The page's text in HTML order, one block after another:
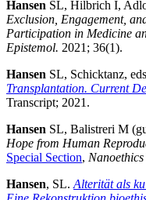
Hansen SL, Hilbrich I,
Exclusion, Engagement,
Participation in Medicine
Epistemol. 2021; 36(1).
Hansen SL, Schicktanz,
Transplantation. Current
Transcript; 2021.
Hansen SL, Balistreri M
Hope from Human
Special Section, Nanoethics
Hansen, SL. Alterität als